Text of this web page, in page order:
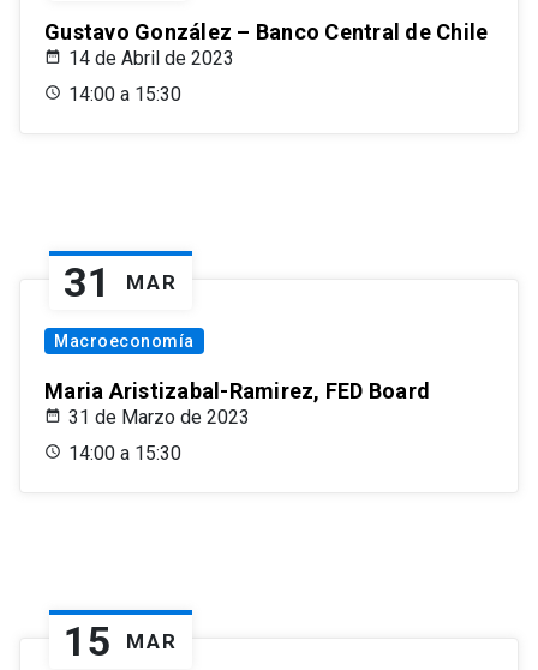
Gustavo González – Banco Central de Chile
14 de Abril de 2023
14:00 a 15:30
31 MAR
Macroeconomía
Maria Aristizabal-Ramirez, FED Board
31 de Marzo de 2023
14:00 a 15:30
15 MAR